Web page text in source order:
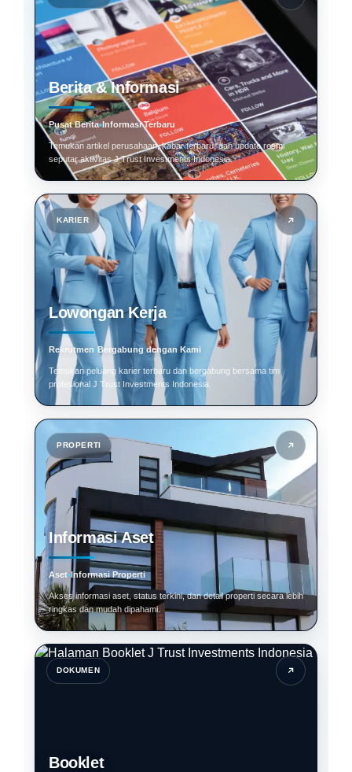
Berita & Informasi
Pusat Berita Informasi Terbaru
Temukan artikel perusahaan, kabar terbaru, dan update resmi
seputar aktivitas J Trust Investments Indonesia.
KARIER
Lowongan Kerja
Rekrutmen Bergabung dengan Kami
Temukan peluang karier terbaru dan bergabung bersama tim
profesional J Trust Investments Indonesia.
PROPERTI
Informasi Aset
Aset Informasi Properti
Akses informasi aset, status terkini, dan detail properti secara lebih
ringkas dan mudah dipahami.
DOKUMEN
Booklet